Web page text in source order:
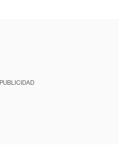
PUBLICIDAD